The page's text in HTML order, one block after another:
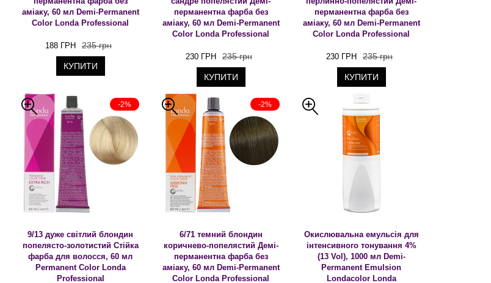
аміаку, 60 мл Demi-Permanent
Color Londa Professional
188 ГРН 235 грн
КУПИТИ
перманентна фарба без
аміаку, 60 мл Demi-Permanent
Color Londa Professional
230 ГРН 235 грн
КУПИТИ
перманентна фарба без
аміаку, 60 мл Demi-Permanent
Color Londa Professional
230 ГРН 235 грн
КУПИТИ
-2%
9/13 дуже світлий блондин
попелясто-золотистий Стійка
фарба для волосся, 60 мл
Permanent Color Londa
Professional
-2%
6/71 темний блондин
коричнево-попелястий Демі-
перманентна фарба без
аміаку, 60 мл Demi-Permanent
Color Londa Professional
Окислювальна емульсія для
інтенсивного тонування 4%
(13 Vol), 1000 мл Demi-
Permanent Emulsion
Londacolor Londa